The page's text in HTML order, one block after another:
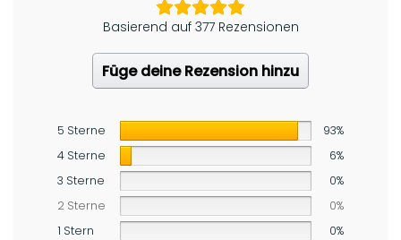
Basierend auf 377 Rezensionen
Füge deine Rezension hinzu
5 Sterne
93%
4 Sterne
6%
3 Sterne
0%
2 Sterne
0%
1 Stern
0%